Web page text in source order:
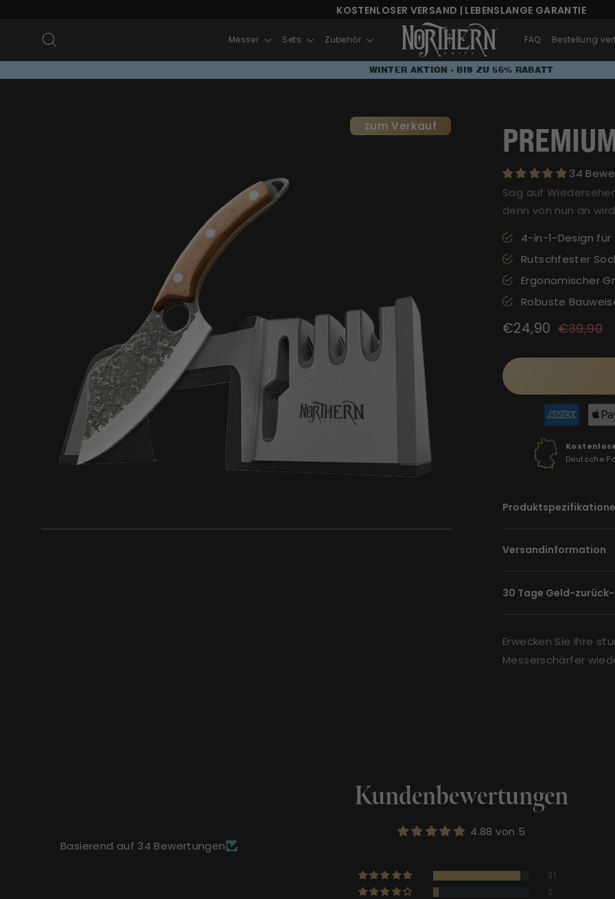
KOSTENLOSER VERSAND | LEBENSLANGE GARANTIE
WINTER AKTION - BIS ZU 56% RABATT
Messer Sets Zubehör FAQ Bestellung
WINTER AKTION - BIS ZU 56% RABATT
zum Verkauf
34
Sag auf
denn von nun an
4-in-1-Design
Rutschfester
Ergonomischer
Robuste
Normaler
Sonderpreis
€24,90 €39,90
Deutsche
Versandinformation
30 Tage Geld-
Erwecken Sie Ihre
Messerschärfer
Kundenbewertungen
4.88 von 5
Basierend auf 34 Bewertungen
31
2